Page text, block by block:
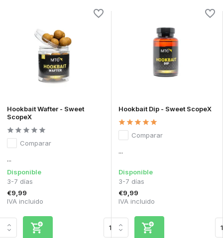
Hookbait Wafter - Sweet
ScopeX
Comparar
...
Disponible
3-7 días
€9,99
IVA incluido
Hookbait Dip - Sweet ScopeX
Comparar
...
Disponible
3-7 días
€9,99
IVA incluido